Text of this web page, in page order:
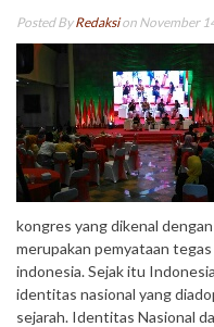
Posted ByRedaksion November
kongres yang dikenal
merupakan pemyataan
indonesia. Sejak itu
identitas nasional yang
sejarah. Identitas Nasional